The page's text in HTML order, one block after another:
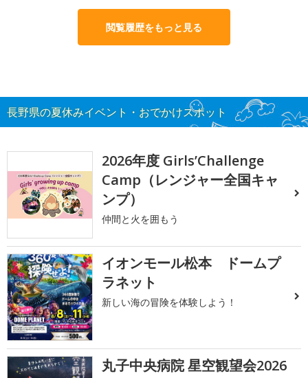
閲覧履歴をもっと見る
長野県の夏休みイベント・おでかけスポット
2026年度 Girls’Challenge
Camp（レンジャー全国キャ
ンプ）
仲間と火を囲もう
イオンモール松本 ドームプ
ラネット
新しい海の冒険を体験しよう！
丸子中央病院 星空観望会2026